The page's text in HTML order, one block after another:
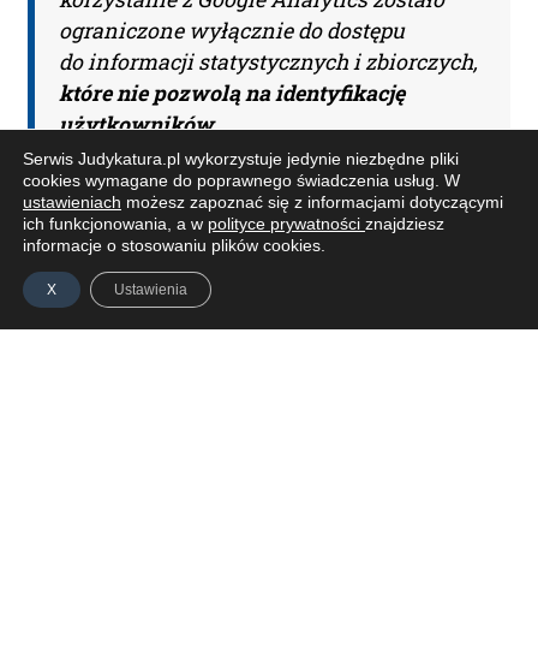
okres Subskrypcji.
Please leave this field empty.
Aktualności Plus 360
Wyszukiwarka Plus 360 dni
Adres e-mail:
ograniczone wyłącznie do dostępu
do informacji statystycznych i zbiorczych,
które nie pozwolą na identyfikację
użytkowników
Warto też odnotować, że administrator danych
zdecydował się, w grudniu 2020 r., na wyłączenie
narzędzia Google Analytics.
Serwis Judykatura.pl wykorzystuje jedynie niezbędne pliki
cookies wymagane do poprawnego świadczenia usług. W
ustawieniach możesz zapoznać się z informacjami dotyczącymi
ich funkcjonowania, a w polityce prywatności znajdziesz
informacje o stosowaniu plików cookies.
X Ustawienia